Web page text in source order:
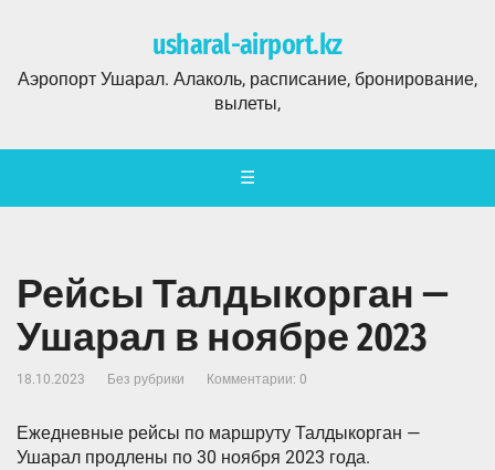
usharal-airport.kz
Аэропорт Ушарал. Алаколь, расписание, бронирование,
вылеты,
☰
Рейсы Талдыкорган —
Ушарал в ноябре 2023
18.10.2023 Без рубрики Комментарии: 0
Ежедневные рейсы по маршруту Талдыкорган —
Ушарал продлены по 30 ноября 2023 года.